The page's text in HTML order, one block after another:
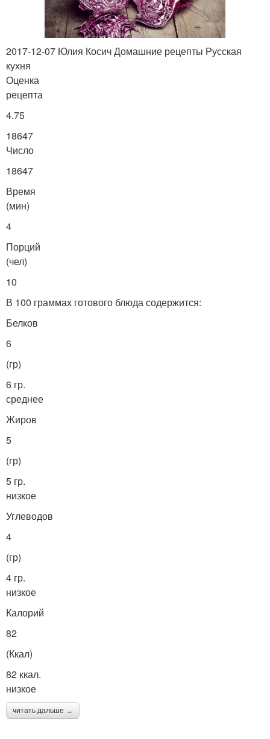
2017-12-07 Юлия Косич Домашние рецепты Русская
кухня
Оценка
рецепта
4.75
18647
Число
18647
Время
(мин)
4
Порций
(чел)
10
В 100 граммах готового блюда содержится:
Белков
6
(гр)
6 гр.
среднее
Жиров
5
(гр)
5 гр.
низкое
Углеводов
4
(гр)
4 гр.
низкое
Калорий
82
(Ккал)
82 ккал.
низкое
читать дальше →